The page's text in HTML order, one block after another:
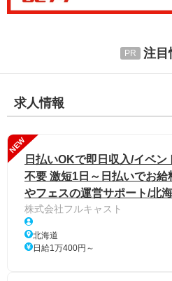
注目
求人情報
NEW
日払いOKで即日収入/イベ
不要 激短1日～日払いでお
やフェスの運営サポート/北
株式会社フルキャスト
北海道
日給1万400円～